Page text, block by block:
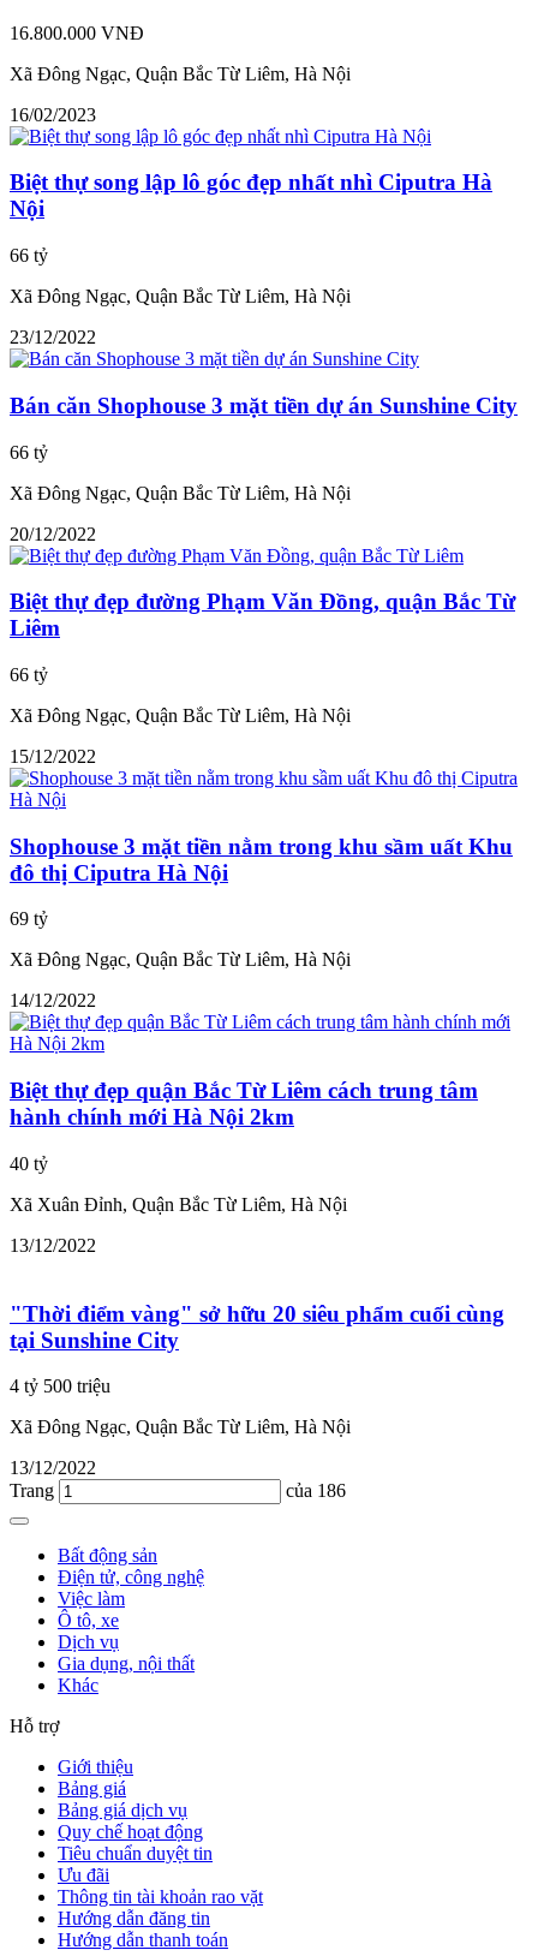
16.800.000 VNĐ
Xã Đông Ngạc, Quận Bắc Từ Liêm, Hà Nội
16/02/2023
Biệt thự song lập lô góc đẹp nhất nhì Ciputra Hà
Nội
66 tỷ
Xã Đông Ngạc, Quận Bắc Từ Liêm, Hà Nội
23/12/2022
Bán căn Shophouse 3 mặt tiền dự án Sunshine City
66 tỷ
Xã Đông Ngạc, Quận Bắc Từ Liêm, Hà Nội
20/12/2022
Biệt thự đẹp đường Phạm Văn Đồng, quận Bắc Từ
Liêm
66 tỷ
Xã Đông Ngạc, Quận Bắc Từ Liêm, Hà Nội
15/12/2022
Shophouse 3 mặt tiền nằm trong khu sầm uất Khu
đô thị Ciputra Hà Nội
69 tỷ
Xã Đông Ngạc, Quận Bắc Từ Liêm, Hà Nội
14/12/2022
Biệt thự đẹp quận Bắc Từ Liêm cách trung tâm
hành chính mới Hà Nội 2km
40 tỷ
Xã Xuân Đỉnh, Quận Bắc Từ Liêm, Hà Nội
13/12/2022
"Thời điểm vàng" sở hữu 20 siêu phẩm cuối cùng
tại Sunshine City
4 tỷ 500 triệu
Xã Đông Ngạc, Quận Bắc Từ Liêm, Hà Nội
13/12/2022
Trang
của 186
Bất động sản
Điện tử, công nghệ
Việc làm
Ô tô, xe
Dịch vụ
Gia dụng, nội thất
Khác
Hỗ trợ
Giới thiệu
Bảng giá
Bảng giá dịch vụ
Quy chế hoạt động
Tiêu chuẩn duyệt tin
Ưu đãi
Thông tin tài khoản rao vặt
Hướng dẫn đăng tin
Hướng dẫn thanh toán